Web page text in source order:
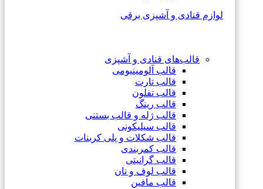
لوازم قنادی و آشپزی برقی
قالب‌های قنادی و آشپزی
قالب آلومینیومی
قالب تارت
قالب تفلون
قالب رینگ
قالب ژله و قالب بستنی
قالب سیلیکونی
قالب شکلات و پلی کربنات
قالب کمربندی
قالب گرانیتی
قالب لوف و نان
قالب مافین